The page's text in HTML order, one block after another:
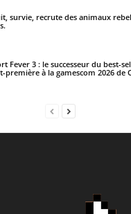
survie, recrute des animaux
Fever 3 : le successeur du best-
première à la gamescom 2026 de